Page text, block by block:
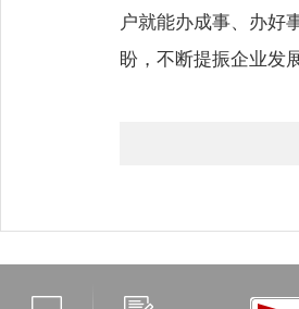
户就能办成事、办好
盼，不断提振企业发